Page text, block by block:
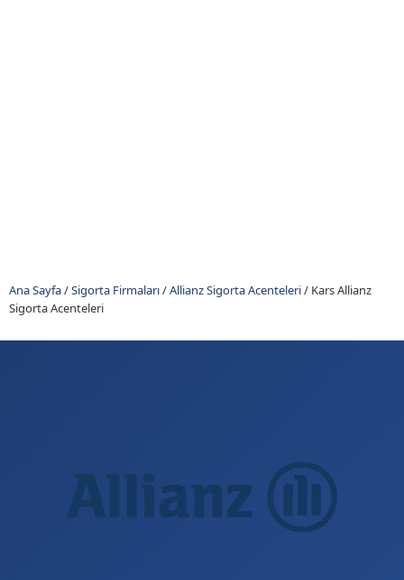
Ana Sayfa/Sigorta Firmaları/Allianz Sigorta Acenteleri/ Kars Allianz
Sigorta Acenteleri